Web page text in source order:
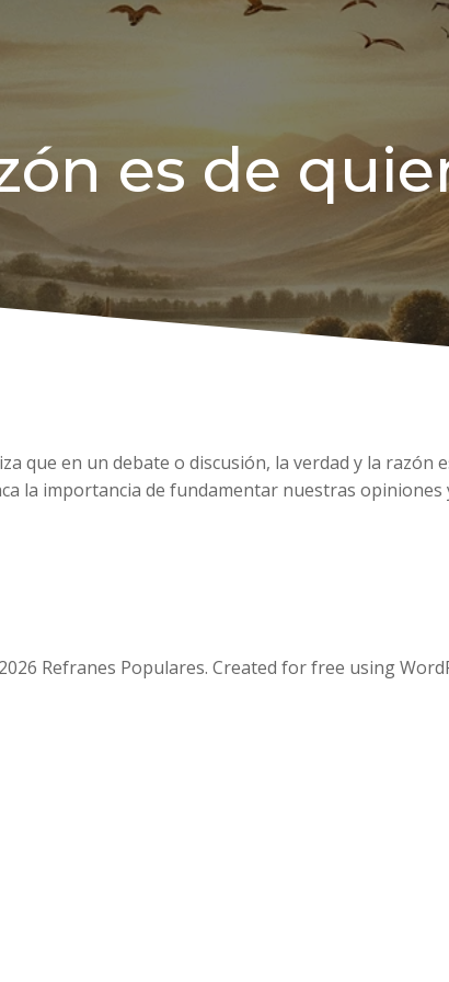
es de
que en un debate o discusión, la verdad y la razón
la importancia de fundamentar nuestras opiniones
Refranes Populares. Created for free using